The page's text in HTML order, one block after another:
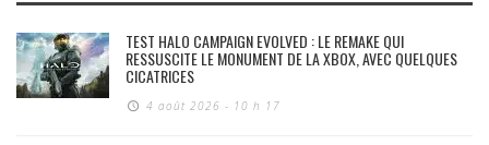
TEST HALO CAMPAIGN EVOLVED : LE REMAKE QUI
RESSUSCITE LE MONUMENT DE LA XBOX, AVEC QUELQUES
CICATRICES
4 août 2026 - 10 h 17